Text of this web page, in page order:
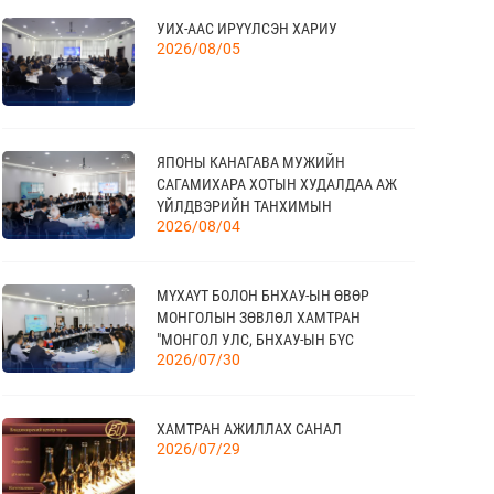
17
09 сар
“УЛААНБААТАР ТҮНШЛЭЛ 2026”
ХҮНСНИЙ САЛБАРЫН ОЛОН УЛСЫН
ҮЗЭСГЭЛЭН
18
09 сар
МОНГОЛЫН АРБИТРЫН ӨДӨР - 2026
20
09 сар
КАНАД УЛС - ТОРОНТО ХОТЫН БИЗНЕС
АЯЛАЛ
21
10 сар
TEX+ VISION KOREA
УИХ-ААС ИРҮҮЛСЭН ХАРИУ
2026/08/05
ЯПОНЫ КАНАГАВА МУЖИЙН
САГАМИХАРА ХОТЫН ХУДАЛДАА АЖ
ҮЙЛДВЭРИЙН ТАНХИМЫН
ТӨЛӨӨЛӨГЧИД МОНГОЛЫН
2026/08/04
МҮХАҮТ БОЛОН БНХАУ-ЫН ӨВӨР
МОНГОЛЫН ЗӨВЛӨЛ ХАМТРАН
"МОНГОЛ УЛС, БНХАУ-ЫН БҮС
НУТГИЙН ЭДИЙН ЗАСАГ, ХАМТЫН
2026/07/30
ХАМТРАН АЖИЛЛАХ САНАЛ
2026/07/29